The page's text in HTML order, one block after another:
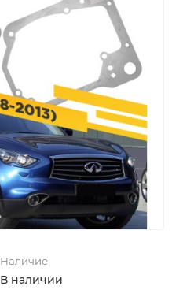
Наличие
В наличии